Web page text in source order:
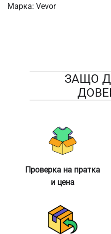
Марка: Vevor
ЗАЩО
Проверка на пратка
и цена